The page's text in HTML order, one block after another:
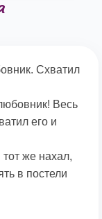
Схватил
Весь
его и
тот же нахал,
в постели